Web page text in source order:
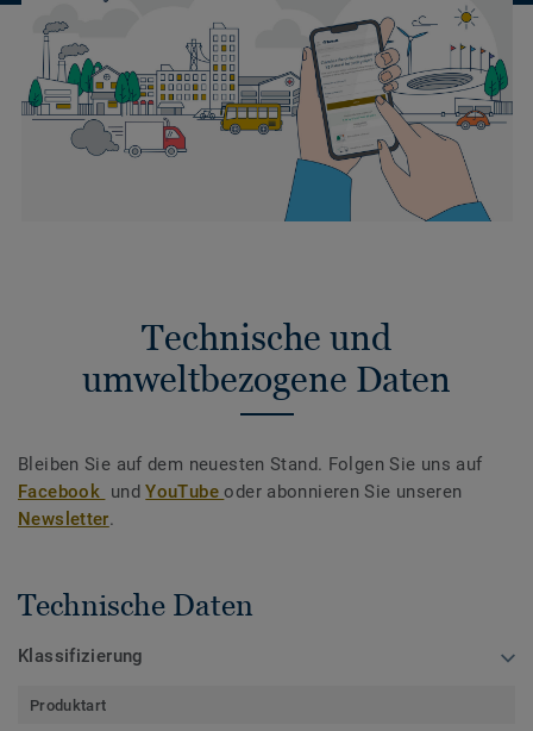
Technische und
umweltbezogene Daten
Bleiben Sie auf dem neuesten Stand. Folgen Sie uns auf
Facebook undYouTubeoder abonnieren Sie unseren
Newsletter.
Technische Daten
Klassifizierung
Produktart